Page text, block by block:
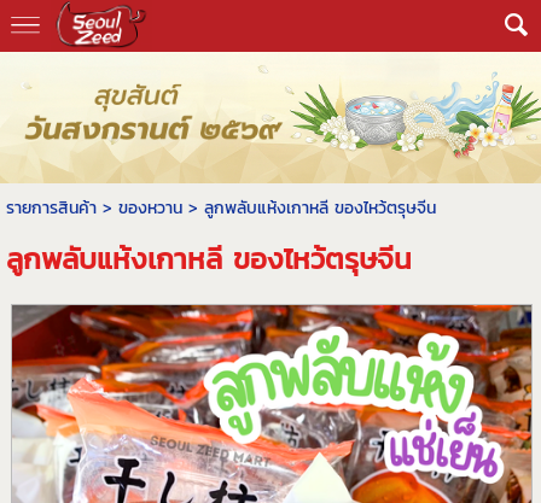
รายการสินค้า> ของหวาน> ลูกพลับแห้งเกาหลี ของไหว้ตรุษจีน
ลูกพลับแห้งเกาหลี ของไหว้ตรุษจีน